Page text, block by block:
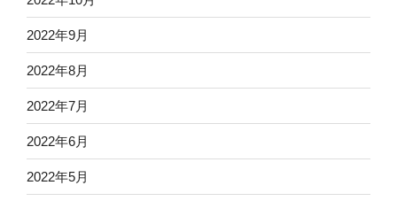
2022年9月
2022年8月
2022年7月
2022年6月
2022年5月